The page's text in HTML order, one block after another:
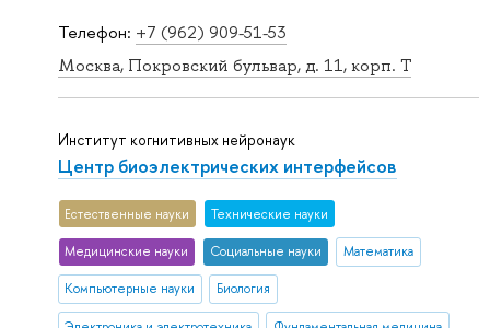
Телефон: +7 (962) 909-51-53
Москва, Покровский бульвар, д. 11, корп. T
Институт когнитивных нейронаук
Центр биоэлектрических интерфейсов
Естественные науки Тех­ничес­кие науки
Медицинские науки Социальные науки Математика
Компьютерные науки Биология